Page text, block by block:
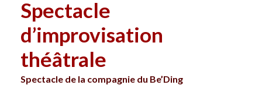
Spectacle
d’improvisation
théâtrale
Spectacle de la compagnie du Be’Ding